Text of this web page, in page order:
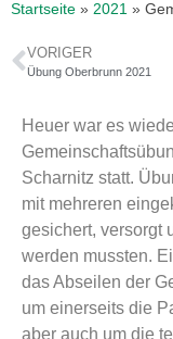
Startseite » 2021 »
VORIGER
Übung Oberbrunn 2021
Heuer war es
Scharnitz statt.
mit mehreren
gesichert, versorgt
werden mussten.
das Abseilen der
um einerseits die
aber auch um die